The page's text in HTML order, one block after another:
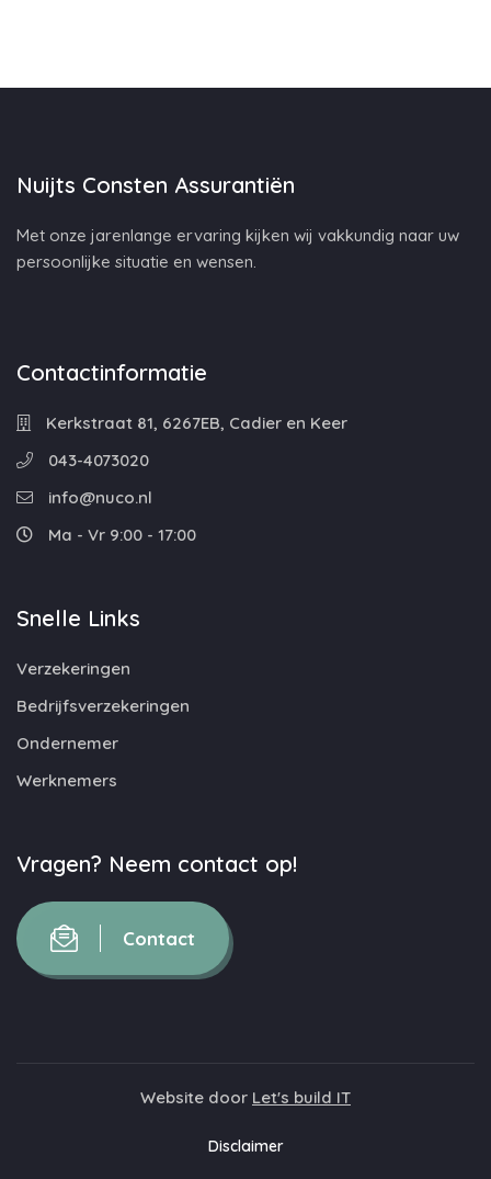
Nuijts Consten Assurantiën
Met onze jarenlange ervaring kijken wij vakkundig naar uw
persoonlijke situatie en wensen.
Contactinformatie
Kerkstraat 81, 6267EB, Cadier en Keer
043-4073020
info@nuco.nl
Ma - Vr 9:00 - 17:00
Snelle Links
Verzekeringen
Bedrijfsverzekeringen
Ondernemer
Werknemers
Vragen? Neem contact op!
Contact
Website door Let's build IT
Disclaimer